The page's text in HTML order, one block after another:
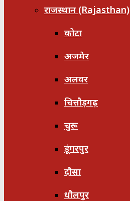
राजस्थान (Rajasthan)
कोटा
अजमेर
अलवर
चित्तौड़गढ़
चुरू
डूंगरपुर
दौसा
धौलपुर